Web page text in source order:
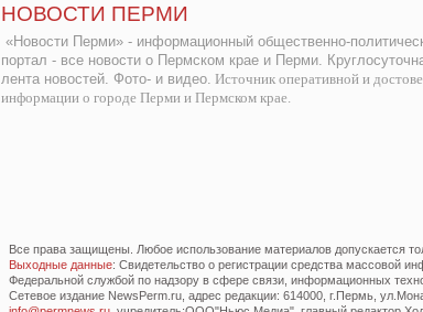
НОВОСТИ ПЕРМИ
«Новости Перми» - информационный общественно-
портал - все новости о Пермском крае и Перми.
лента новостей. Фото- и видео. Источник оперативной и
информации о городе Перми и Пермском крае.
Все права защищены. Любое использование материалов допускается
Выходные данные: Свидетельство о регистрации средства
Федеральной службой по надзору в сфере связи, информационных
Сетевое издание NewsPerm.ru, адрес редакции: 614000, г.Пермь,